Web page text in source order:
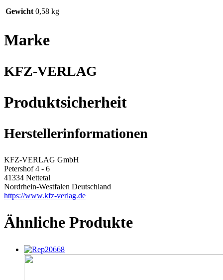
Gewicht 0,58 kg
Marke
KFZ-VERLAG
Produktsicherheit
Herstellerinformationen
KFZ-VERLAG GmbH
Petershof 4 - 6
41334 Nettetal
Nordrhein-Westfalen Deutschland
https://www.kfz-verlag.de
Ähnliche Produkte